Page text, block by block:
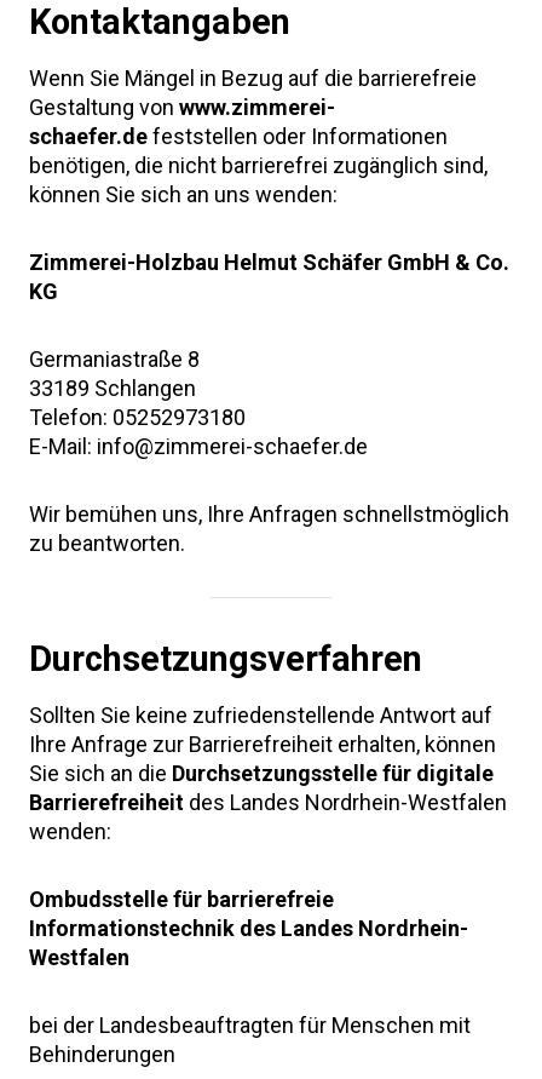
Kontaktangaben
Wenn Sie Mängel in Bezug auf die barrierefreie
Gestaltung von www.zimmerei-
schaefer.defeststellen oder Informationen
benötigen, die nicht barrierefrei zugänglich sind,
können Sie sich an uns wenden:
Zimmerei-Holzbau Helmut Schäfer GmbH & Co.
KG
Germaniastraße 8
33189 Schlangen
Telefon: 05252973180
E-Mail: info@zimmerei-schaefer.de
Wir bemühen uns, Ihre Anfragen schnellstmöglich
zu beantworten.
Durchsetzungsverfahren
Sollten Sie keine zufriedenstellende Antwort auf
Ihre Anfrage zur Barrierefreiheit erhalten, können
Sie sich an die Durchsetzungsstelle für digitale
Barrierefreiheit des Landes Nordrhein-Westfalen
wenden:
Ombudsstelle für barrierefreie
Informationstechnik des Landes Nordrhein-
Westfalen
bei der Landesbeauftragten für Menschen mit
Behinderungen